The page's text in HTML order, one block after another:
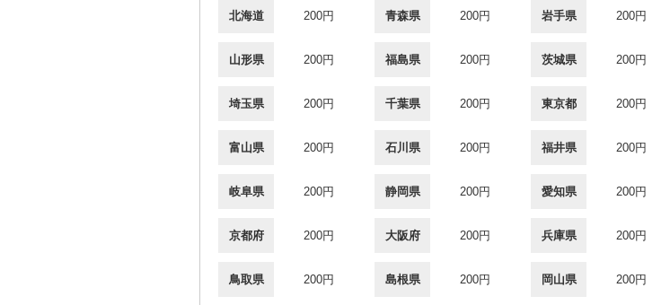
北海道 200円 青森県 200円 岩手県 200円
山形県 200円 福島県 200円 茨城県 200円
埼玉県 200円 千葉県 200円 東京都 200円
富山県 200円 石川県 200円 福井県 200円
岐阜県 200円 静岡県 200円 愛知県 200円
京都府 200円 大阪府 200円 兵庫県 200円
鳥取県 200円 島根県 200円 岡山県 200円